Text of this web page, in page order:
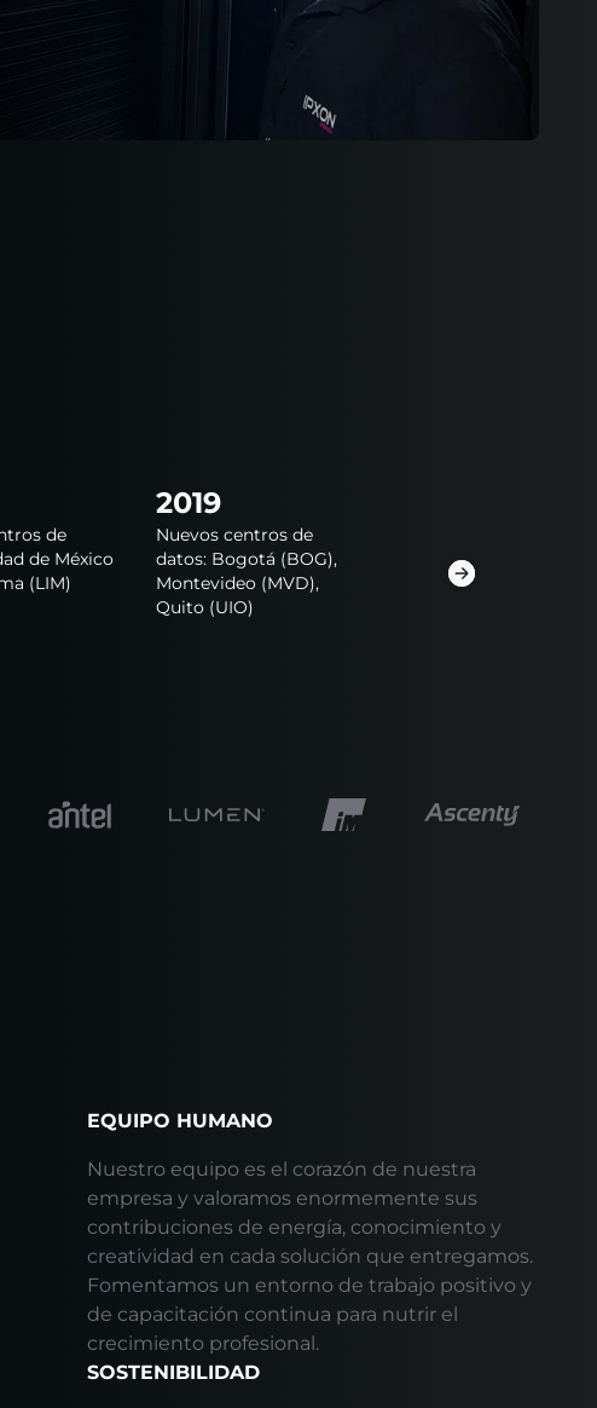
de
de México
(LIM)
2019
Nuevos centros de
datos: Bogotá (BOG),
Montevideo (MVD),
Quito (UIO)
NAP de las Américas
(MIA), Guadalajara
EQUIPO HUMANO
Nuestro equipo es el corazón de nuestra
empresa y valoramos enormemente sus
contribuciones de energía, conocimiento y
creatividad en cada solución que entregamos.
Fomentamos un entorno de trabajo positivo y
de capacitación continua para nutrir el
crecimiento profesional.
SOSTENIBILIDAD